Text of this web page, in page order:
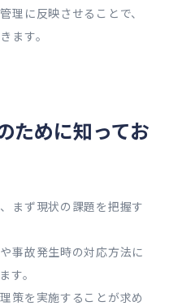
理に反映させることで、
ます。
ために知ってお
まず現状の課題を把握す
事故発生時の対応方法に
す。
策を実施することが求め